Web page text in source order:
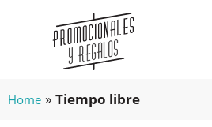
Home » Tiempo libre